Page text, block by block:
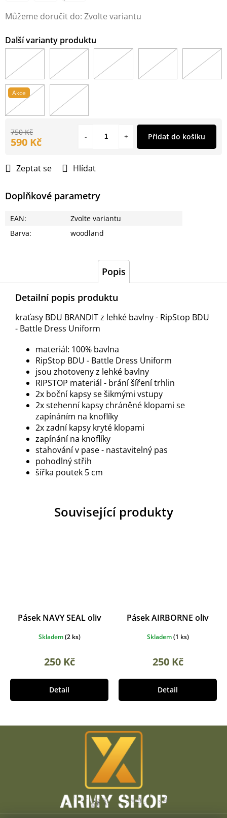
Můžeme doručit do: Zvolte variantu
Zeptat se Hlídat
Akce
Doplňkové parametry
EAN:
Zvolte variantu
Barva: woodland
750 Kč
590 Kč
cena:
Přidat do košíku
Související produkty
Pásek NAVY SEAL oliv
Skladem(2 ks)
250 Kč
Detail
Pásek AIRBORNE oliv
Skladem(1 ks)
250 Kč
Detail
Popis
Detailní popis produktu
kraťasy BDU BRANDIT z lehké bavlny - RipStop BDU
- Battle Dress Uniform
materiál: 100% bavlna
RipStop BDU - Battle Dress Uniform
jsou zhotoveny z lehké bavlny
RIPSTOP materiál - brání šíření trhlin
2x boční kapsy se šikmými vstupy
2x stehenní kapsy chráněné klopami se
zapínáním na knoflíky
2x zadní kapsy kryté klopami
zapínání na knoflíky
stahování v pase - nastavitelný pas
pohodlný střih
šířka poutek 5 cm
Z